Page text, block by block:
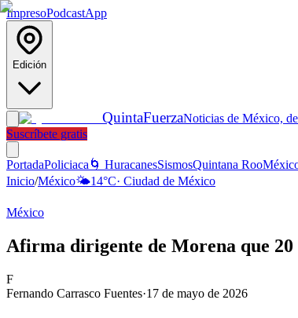
ImpresoPodcastApp
Edición
QuintaFuerzaNoticias de México,
Suscríbete gratis
PortadaPoliciaca 🌀 HuracanesSismosQuintana Roo
Inicio/México🌤️14°C· Ciudad de México
México
Afirma dirigente de Morena que
F
Fernando Carrasco Fuentes·17 de mayo de 2026